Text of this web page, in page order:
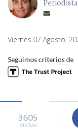
Viernes 07 Agosto,
Seguimos criterios de
3605
visitas